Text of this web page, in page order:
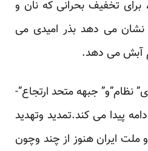
برای تخفیف بحرانی که نان و
نشان می دهدبذر امیدی می
آبش می دهد.
نظام”و” جبهه متحد ارتجاع”-
پیدا می کند.تمدید وتهدید
ملت ایران هنوز از چند وچون